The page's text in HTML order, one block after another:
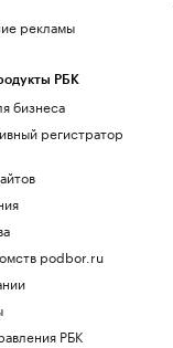
рекламы
РБК
бизнеса
регистратор
podbor.ru
РБК